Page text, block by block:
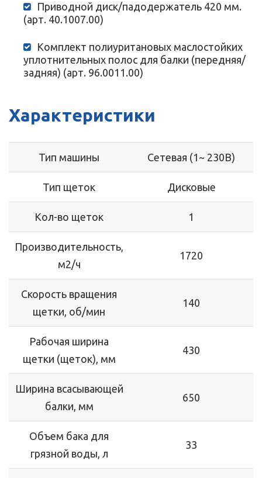
Приводной диск/падодержатель 420 мм.
(арт. 40.1007.00)
Комплект полиуритановых маслостойких
уплотнительных полос для балки (передняя/
задняя) (арт. 96.0011.00)
Характеристики
Тип машины Сетевая (1~ 230В)
Тип щеток Дисковые
Кол-во щеток 1
Производительность,
м2/ч
1720
Скорость вращения
щетки, об/мин
140
Рабочая ширина
щетки (щеток), мм
430
Ширина всасывающей
балки, мм
650
Объем бака для
грязной воды, л
33